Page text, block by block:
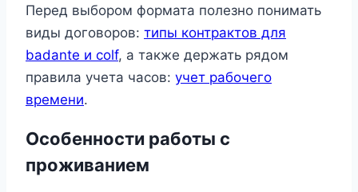
Перед выбором формата полезно понимать
виды договоров: типы контрактов для
badante и colf, а также держать рядом
правила учета часов: учет рабочего
времени.
Особенности работы с
проживанием